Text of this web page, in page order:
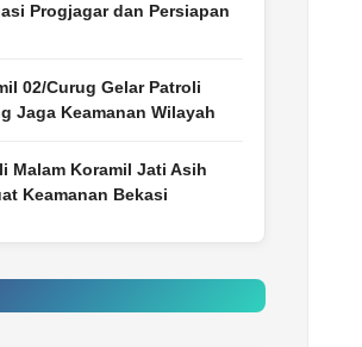
Progjagar dan Persiapan
02/Curug Gelar Patroli
Jaga Keamanan Wilayah
Malam Koramil Jati Asih
Keamanan Bekasi